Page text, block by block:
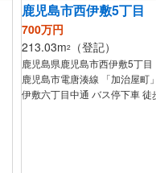
鹿児島市西伊敷5丁目
700万円
213.03m2 （登記）
鹿児島県鹿児島市西伊敷5丁目
鹿児島市電唐湊線 「加治屋町
伊敷六丁目中通 バス停下車 徒